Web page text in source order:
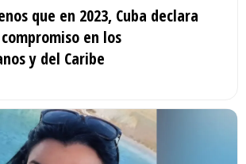
que en 2023, Cuba declara
en los
y del Caribe